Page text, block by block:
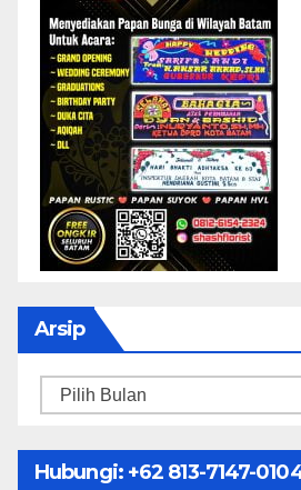
Arsip
Arsip
Hubungi: ‪+62 813-7147-